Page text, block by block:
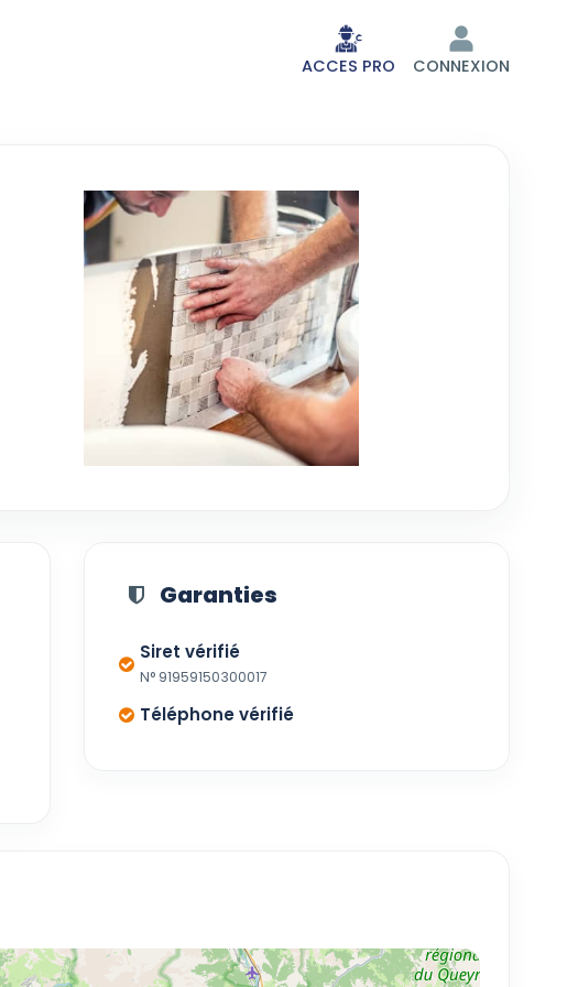
ACCES PRO CONNEXION
Garanties
Siret vérifié
N° 91959150300017
Téléphone vérifié